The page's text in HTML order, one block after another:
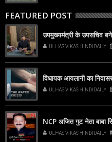
FEATURED POST
उपमुख्यमंत्री के उपसचिव
ULHAS VIKAS HINDI DAILY
विधायक आयलानी का
ULHAS VIKAS HINDI DAILY
NCP अजित गुट नेता बाबा
ULHAS VIKAS HINDI DAILY